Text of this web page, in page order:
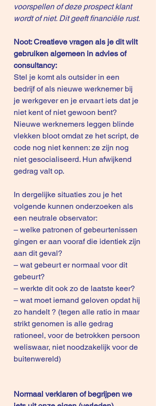
voorspellen of deze prospect klant
wordt of niet. Dit geeft financiële rust.
Noot: Creatieve vragen als je dit wilt
gebruiken algemeen in advies of
consultancy:
Stel je komt als outsider in een
bedrijf of als nieuwe werknemer bij
je werkgever en je ervaart iets dat je
niet kent of niet gewoon bent?
Nieuwe werknemers leggen blinde
vlekken bloot omdat ze het script, de
code nog niet kennen: ze zijn nog
niet gesocialiseerd. Hun afwijkend
gedrag valt op.
In dergelijke situaties zou je het
volgende kunnen onderzoeken als
een neutrale observator:
– welke patronen of gebeurtenissen
gingen er aan vooraf die identiek zijn
aan dit geval?
– wat gebeurt er normaal voor dit
gebeurt?
– werkte dit ook zo de laatste keer?
– wat moet iemand geloven opdat hij
zo handelt ? (tegen alle ratio in maar
strikt genomen is alle gedrag
rationeel, voor de betrokken persoon
weliswaar, niet noodzakelijk voor de
buitenwereld)
Normaal verklaren of begrijpen we